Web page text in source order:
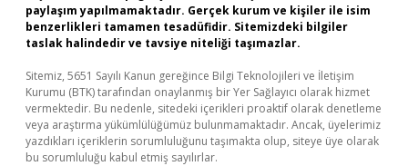
paylaşım yapılmamaktadır. Gerçek kurum ve kişiler ile isim
benzerlikleri tamamen tesadüfidir. Sitemizdeki bilgiler
taslak halindedir ve tavsiye niteliği taşımazlar.
Sitemiz, 5651 Sayılı Kanun gereğince Bilgi Teknolojileri ve İletişim
Kurumu (BTK) tarafından onaylanmış bir Yer Sağlayıcı olarak hizmet
vermektedir. Bu nedenle, sitedeki içerikleri proaktif olarak denetleme
veya araştırma yükümlülüğümüz bulunmamaktadır. Ancak, üyelerimiz
yazdıkları içeriklerin sorumluluğunu taşımakta olup, siteye üye olarak
bu sorumluluğu kabul etmiş sayılırlar.